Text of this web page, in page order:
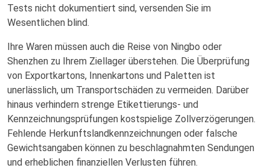
Tests nicht dokumentiert sind, versenden Sie im
Wesentlichen blind.
Ihre Waren müssen auch die Reise von Ningbo oder
Shenzhen zu Ihrem Ziellager überstehen. Die Überprüfung
von Exportkartons, Innenkartons und Paletten ist
unerlässlich, um Transportschäden zu vermeiden. Darüber
hinaus verhindern strenge Etikettierungs- und
Kennzeichnungsprüfungen kostspielige Zollverzögerungen.
Fehlende Herkunftslandkennzeichnungen oder falsche
Gewichtsangaben können zu beschlagnahmten Sendungen
und erheblichen finanziellen Verlusten führen.